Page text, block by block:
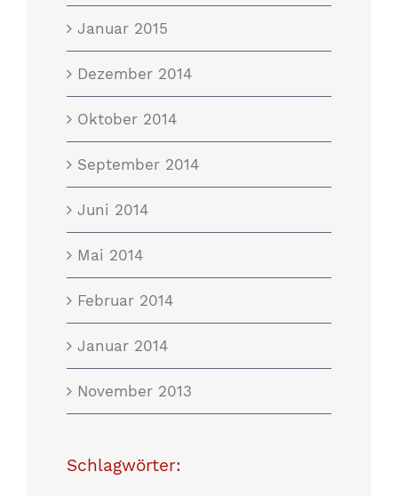
Januar 2015
Dezember 2014
Oktober 2014
September 2014
Juni 2014
Mai 2014
Februar 2014
Januar 2014
November 2013
Schlagwörter: